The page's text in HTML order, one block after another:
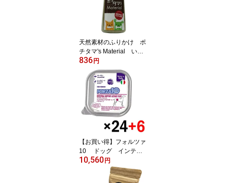
天然素材のふりかけ ポ
チタマ's Material いわ
し魚粉 【ふりかけ ト
ッピング 嗜好性高め
る】○
836円
【お買い得】フォルツァ
10 ドッグ インテス
ティナルアクティウェッ
ト 100g×24+6個プレゼ
ント 愛犬用ウエットフ
10,560円